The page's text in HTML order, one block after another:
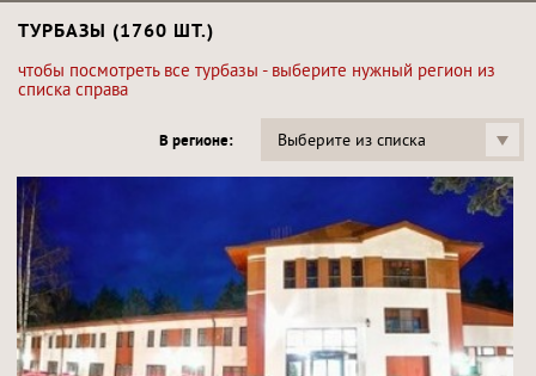
ТУРБАЗЫ (1760 ШТ.)
чтобы посмотреть все турбазы - выберите нужный регион из
списка справа
В регионе: Выберите из списка